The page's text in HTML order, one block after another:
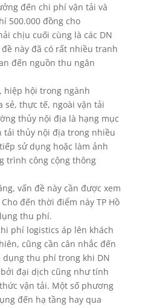
đến chi phí vận tải và
500.000 đồng cho
chịu cuối cùng là các DN
này đã có rất nhiều tranh
đến nguồn thu ngân
hiệp hội trong ngành
sẻ, thực tế, ngoài vận tải
thủy nội địa là hạng mục
tải thủy nội địa trong nhiều
sử dụng hoặc làm ảnh
trình công cộng thông
vấn đề này cần được xem
đến thời điểm này TP Hồ
thu phí.
phí logistics áp lên khách
cũng cần cân nhắc đến
thu phí trong khi DN
đại dịch cũng như tính
vận tải. Một số phương
đến hạ tầng hay qua